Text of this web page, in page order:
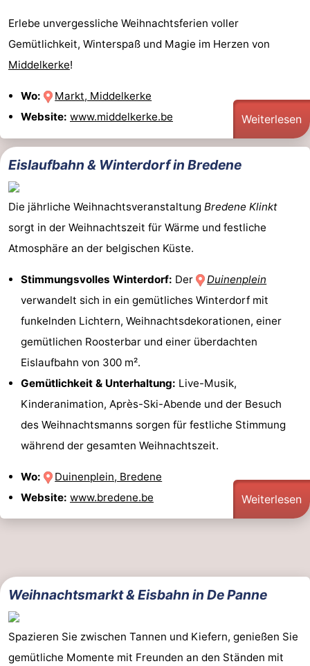
Erlebe unvergessliche Weihnachtsferien voller
Gemütlichkeit, Winterspaß und Magie im Herzen von
Middelkerke!
Wo:
Markt, Middelkerke
Website: www.middelkerke.be Weiterlesen
Eislaufbahn & Winterdorf in Bredene
Die jährliche Weihnachtsveranstaltung Bredene Klinkt
sorgt in der Weihnachtszeit für Wärme und festliche
Atmosphäre an der belgischen Küste.
Stimmungsvolles Winterdorf: Der
Duinenplein
verwandelt sich in ein gemütliches Winterdorf mit
funkelnden Lichtern, Weihnachtsdekorationen, einer
gemütlichen Roosterbar und einer überdachten
Eislaufbahn von 300 m².
Gemütlichkeit & Unterhaltung: Live-Musik,
Kinderanimation, Après-Ski-Abende und der Besuch
des Weihnachtsmanns sorgen für festliche Stimmung
während der gesamten Weihnachtszeit.
Wo:
Duinenplein, Bredene
Website: www.bredene.be Weiterlesen
Weihnachtsmarkt & Eisbahn in De Panne
Spazieren Sie zwischen Tannen und Kiefern, genießen Sie
gemütliche Momente mit Freunden an den Ständen mit